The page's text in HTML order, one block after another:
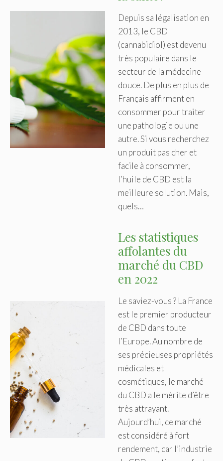
Depuis sa légalisation en
2013, le CBD
(cannabidiol) est devenu
très populaire dans le
secteur de la médecine
douce. De plus en plus de
Français affirment en
consommer pour traiter
une pathologie ou une
autre. Si vous recherchez
un produit pas cher et
facile à consommer,
l’huile de CBD est la
meilleure solution. Mais,
quels…
Les statistiques
affolantes du
marché du CBD
en 2022
Le saviez-vous ? La France
est le premier producteur
de CBD dans toute
l’Europe. Au nombre de
ses précieuses propriétés
médicales et
cosmétiques, le marché
du CBD a le mérite d’être
très attrayant.
Aujourd’hui, ce marché
est considéré à fort
rendement, car l’industrie